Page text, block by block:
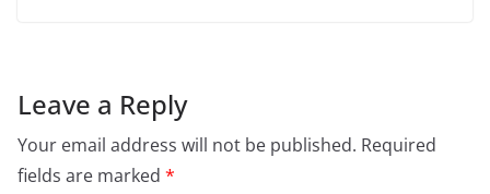
Leave a Reply
Your email address will not be published. Required
fields are marked *